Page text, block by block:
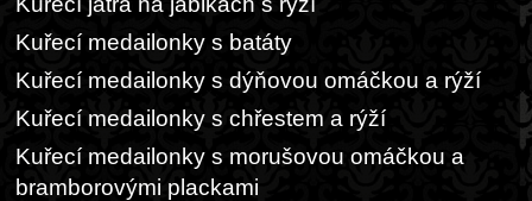
Kuřecí medailonky s batáty
Kuřecí medailonky s dýňovou omáčkou a rýží
Kuřecí medailonky s chřestem a rýží
Kuřecí medailonky s morušovou omáčkou a
bramborovými plackami